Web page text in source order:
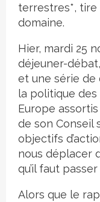
terrestres*, tire
domaine.
Hier, mardi 25
déjeuner-
et une série
la politique
Europe assortis
de son Conseil
objectifs
nous déplacer
qu’il faut passer
Alors que le